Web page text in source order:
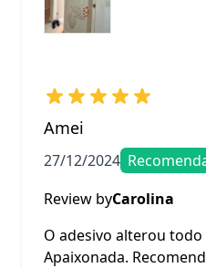
Amei
27/12/2024
Review byCarolina
O adesivo alterou
Apaixonada.